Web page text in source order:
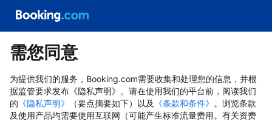
需您同意
为提供我们的服务，Booking.com需要收集和处理您的信息，并根
据监管要求发布《隐私声明》。请在使用我们的平台前，阅读我们
的 《隐私声明》 （要点摘要如下）以及 《条款和条件》 。浏览条款
及使用产品均需要使用互联网（可能产生标准流量费用。有关资费